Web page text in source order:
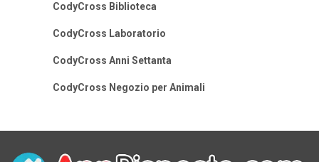
CodyCross Biblioteca
CodyCross Laboratorio
CodyCross Anni Settanta
CodyCross Negozio per Animali